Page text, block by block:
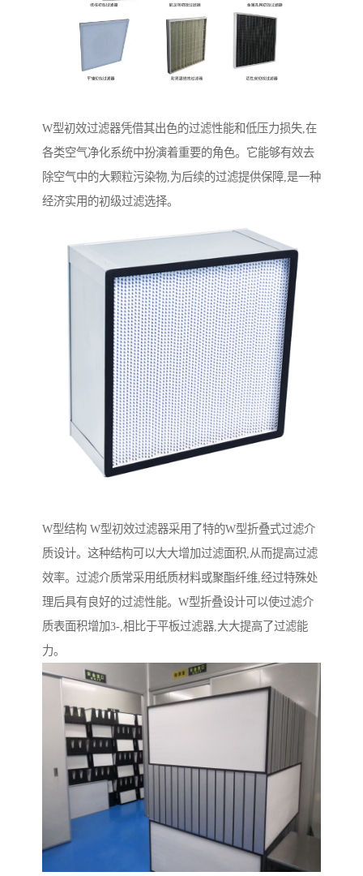
W型初效过滤器凭借其出色的过滤性能和低压力损失,在
各类空气净化系统中扮演着重要的角色。它能够有效去
除空气中的大颗粒污染物,为后续的过滤提供保障,是一种
经济实用的初级过滤选择。
W型结构 W型初效过滤器采用了特的W型折叠式过滤介
质设计。这种结构可以大大增加过滤面积,从而提高过滤
效率。过滤介质常采用纸质材料或聚酯纤维,经过特殊处
理后具有良好的过滤性能。W型折叠设计可以使过滤介
质表面积增加3-,相比于平板过滤器,大大提高了过滤能
力。